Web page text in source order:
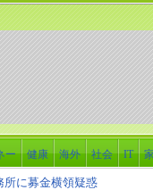
ー 健康 海外 社会 IT
所に募金横領疑惑